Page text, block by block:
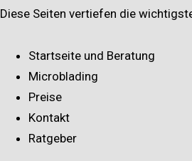
Diese Seiten vertiefen die
Startseite und Beratung
Microblading
Preise
Kontakt
Ratgeber